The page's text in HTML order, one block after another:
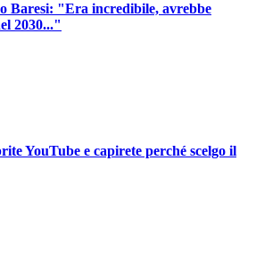
Baresi: "Era incredibile, avrebbe
2030..."
YouTube e capirete perché scelgo il